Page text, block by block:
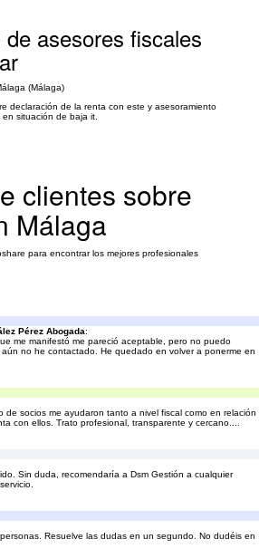
asesores fiscales
(Málaga)
declaración de la renta con este y asesoramiento
situación de baja it.
clientes sobre
Málaga
para encontrar los mejores profesionales
Pérez Abogada:
me manifestó me pareció aceptable, pero no puedo
no he contactado. He quedado en volver a ponerme en
de socios me ayudaron tanto a nivel fiscal como en relación
con ellos. Trato profesional, transparente y cercano....
Sin duda, recomendaría a Dsm Gestión a cualquier
Resuelve las dudas en un segundo. No dudéis en